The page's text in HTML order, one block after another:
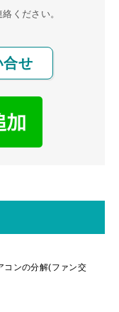
ください。
合せ
コンの分解(ファン交